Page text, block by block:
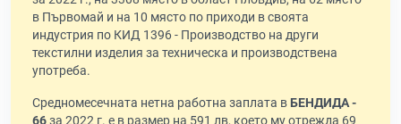
в Първомай и на 10 място по приходи в своята
индустрия по КИД 1396 - Производство на други
текстилни изделия за техническа и производствена
употреба.
Средномесечната нетна работна заплата вБЕНДИДА -
66за 2022 г. е в размер на 591 лв, което му отрежда 69